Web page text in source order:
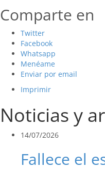
Comparte en
Twitter
Facebook
Whatsapp
Menéame
Enviar por email
Imprimir
Noticias y
14/07/2026
Fallece el